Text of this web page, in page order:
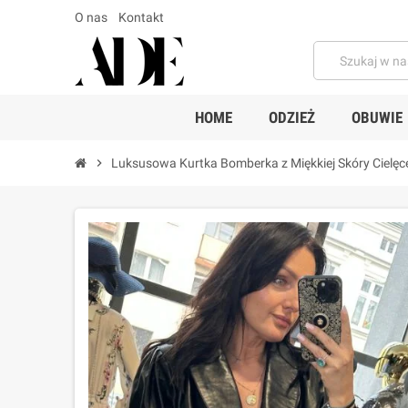
O nas Kontakt
HOME ODZIEŻ OBUWIE
chevron_right Luksusowa Kurtka Bomberka z Miękkiej Skóry